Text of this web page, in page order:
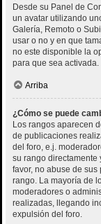
Desde su Panel de
un avatar utilizando
Galería, Remoto o
usar o no y en que
no este disponible la
para que sea activada.
Arriba
¿Cómo se puede
Los rangos aparecen
de publicaciones
del foro, e.j.
su rango directamente
favor, no abuse de
rango. La mayoría de
moderadores o
realizadas, llegando
expulsión del foro.